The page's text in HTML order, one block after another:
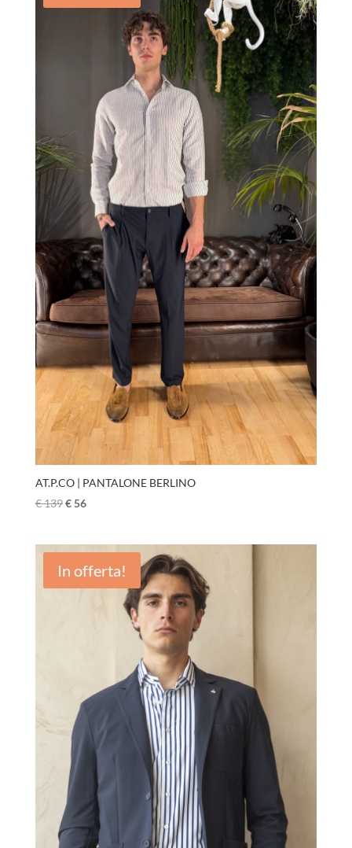
AT.P.CO | PANTALONE BERLINO
€139€56
In offerta!